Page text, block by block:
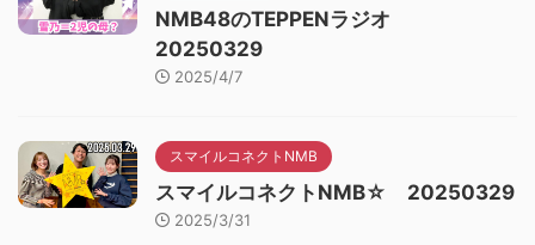
NMB48のTEPPENラジオ
20250329
2025/4/7
スマイルコネクトNMB
スマイルコネクトNMB☆ 20250329
2025/3/31